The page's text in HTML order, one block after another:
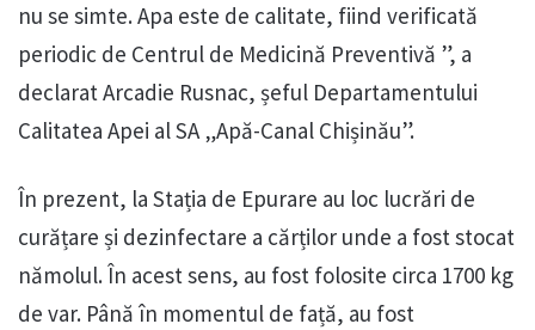
nu se simte. Apa este de calitate, fiind verificată
periodic de Centrul de Medicină Preventivă ”, a
declarat Arcadie Rusnac, șeful Departamentului
Calitatea Apei al SA „Apă-Canal Chișinău”.
În prezent, la Stația de Epurare au loc lucrări de
curățare și dezinfectare a cărților unde a fost stocat
nămolul. În acest sens, au fost folosite circa 1700 kg
de var. Până în momentul de față, au fost